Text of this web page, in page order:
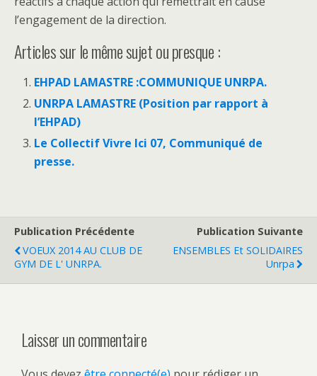
l’engagement de la direction.
Articles sur le même sujet ou presque :
EHPAD LAMASTRE :COMMUNIQUE UNRPA.
UNRPA LAMASTRE (Position par rapport à
l’EHPAD)
Le Collectif Vivre Ici 07, Communiqué de
presse.
Publication Précédente
VOEUX 2014 AU CLUB DE
GYM DE L' UNRPA.
Publication Suivante
ENSEMBLES Et SOLIDAIRES
Unrpa
Laisser un commentaire